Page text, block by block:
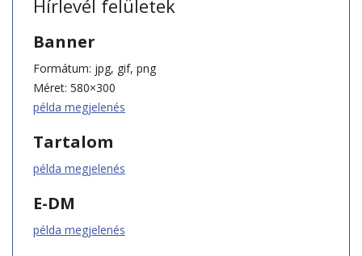
Hírlevél felületek
Banner
Formátum: jpg, gif, png
Méret: 580×300
példa megjelenés
Tartalom
példa megjelenés
E-DM
példa megjelenés